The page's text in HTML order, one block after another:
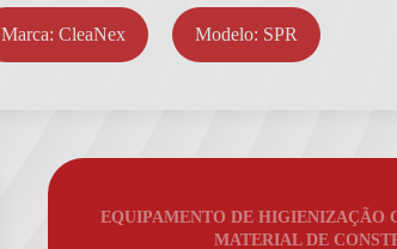
Marca: CleaNex Modelo: SPR
EQUIPAMENTO DE HIGIENIZAÇÃO
MATERIAL DE